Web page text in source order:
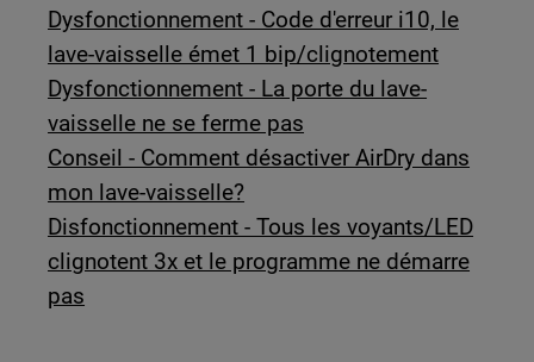
Dysfonctionnement - Code d'erreur i10, le
lave-vaisselle émet 1 bip/clignotement
Dysfonctionnement - La porte du lave-
vaisselle ne se ferme pas
Conseil - Comment désactiver AirDry dans
mon lave-vaisselle?
Disfonctionnement - Tous les voyants/LED
clignotent 3x et le programme ne démarre
pas